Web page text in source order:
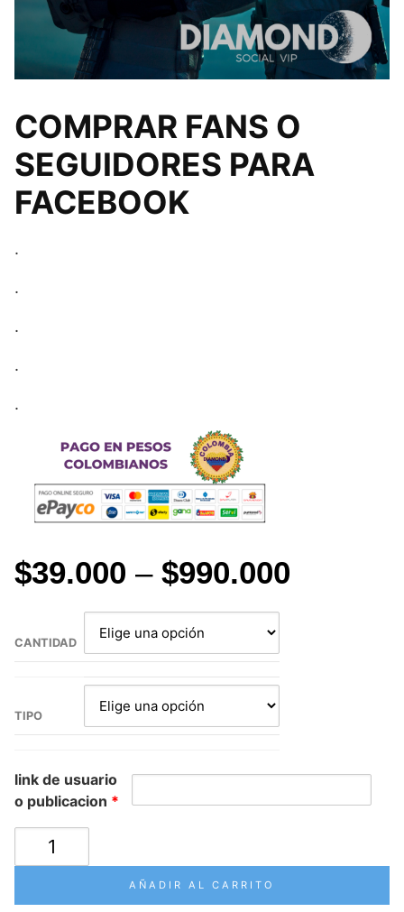
COMPRAR FANS O
SEGUIDORES PARA
FACEBOOK
.
.
.
.
.
$39.000 – $990.000
CANTIDAD
TIPO
link de usuario
o publicacion *
COMPRAR
SEGUIDORES
AÑADIR AL CARRITO